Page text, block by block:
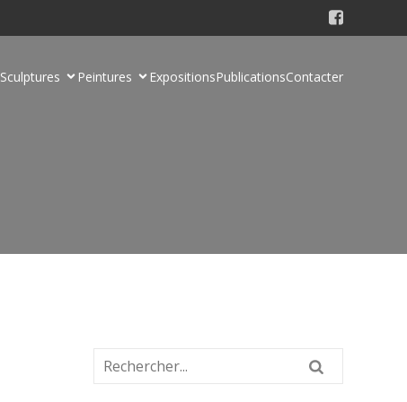
Sculptures Peintures ExpositionsPublicationsContacter